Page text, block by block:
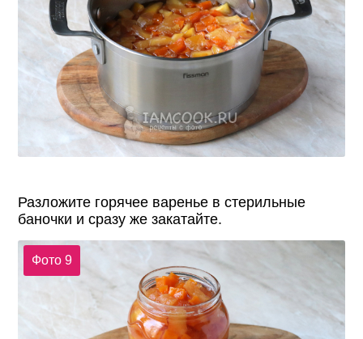
Разложите горячее варенье в стерильные
баночки и сразу же закатайте.
Фото 9